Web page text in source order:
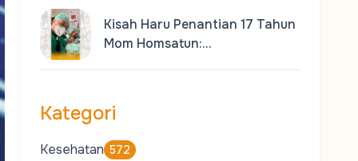
Kisah Haru Penantian 17 Tahun
Mom Homsatun:…
Kategori
Kesehatan 572